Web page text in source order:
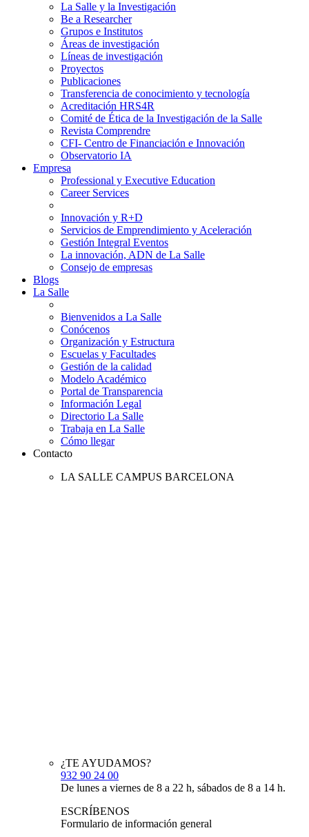
La Salle y la Investigación
Be a Researcher
Grupos e Institutos
Áreas de investigación
Líneas de investigación
Proyectos
Publicaciones
Transferencia de conocimiento y tecnología
Acreditación HRS4R
Comité de Ética de la Investigación de la Salle
Revista Comprendre
CFI- Centro de Financiación e Innovación
Observatorio IA
Empresa
Professional y Executive Education
Career Services
Innovación y R+D
Servicios de Emprendimiento y Aceleración
Gestión Integral Eventos
La innovación, ADN de La Salle
Consejo de empresas
Blogs
La Salle
Bienvenidos a La Salle
Conócenos
Organización y Estructura
Escuelas y Facultades
Gestión de la calidad
Modelo Académico
Portal de Transparencia
Información Legal
Directorio La Salle
Trabaja en La Salle
Cómo llegar
Contacto
LA SALLE CAMPUS BARCELONA
¿TE AYUDAMOS?
932 90 24 00
De lunes a viernes de 8 a 22 h, sábados de 8 a 14 h.
ESCRÍBENOS
Formulario de información general